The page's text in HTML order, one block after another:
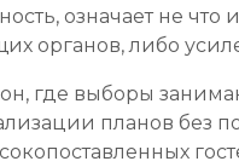
означает не
органов, либо
где выборы
планов без